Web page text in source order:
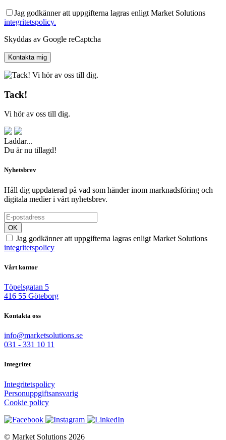
Jag godkänner att uppgifterna lagras enligt Market Solutions
integritetspolicy.
Skyddas av Google reCaptcha
Tack!
Vi hör av oss till dig.
Laddar...
Du är nu tillagd!
Nyhetsbrev
Håll dig uppdaterad på vad som händer inom marknadsföring och
digitala medier i vårt nyhetsbrev.
OK
Jag godkänner att uppgifterna lagras enligt Market Solutions
integritetspolicy
Vårt kontor
Töpelsgatan 5
416 55 Göteborg
Kontakta oss
info@marketsolutions.se
031 - 331 10 11
Integritet
Integritetspolicy
Personuppgiftsansvarig
Cookie policy
© Market Solutions 2026